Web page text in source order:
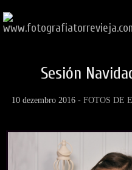
Sesión
10 dezembro 2016 - FOTOS DE